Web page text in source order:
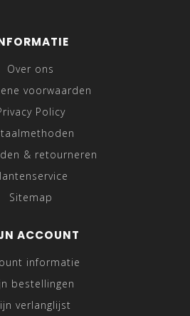
Over ons
voorwaarden
Policy
& retourneren
Sitemap
ACCOUNT
informatie
bestellingen
verlanglijst